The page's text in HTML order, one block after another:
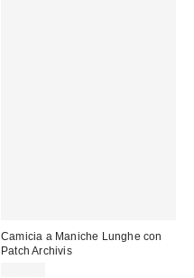
Camicia a Maniche Lunghe con
Patch Archivis